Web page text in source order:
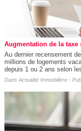
Augmentation de la taxe
Au dernier recensement
millions de logements
depuis 1 ou 2 ans selon
Dans Actualité Immobilière-